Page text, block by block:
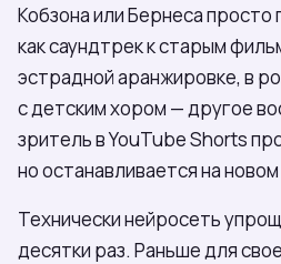
Кобзона или Бернеса просто
как саундтрек к старым
эстрадной аранжировке, в
с детским хором — другое
зритель в YouTube Shorts
но останавливается на
Технически нейросеть
десятки раз. Раньше для